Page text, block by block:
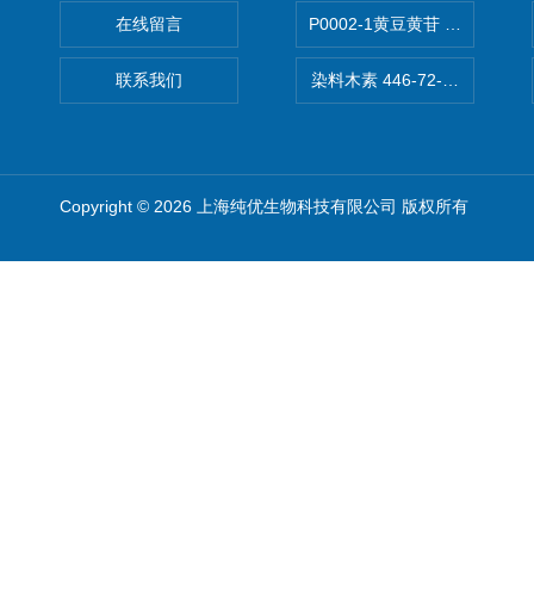
在线留言
联系我们
P0002-1黄豆黄苷 40246-10-
染料木素 446-72-0
Copyright © 2026 上海纯优生物科技有限公司 版权所有